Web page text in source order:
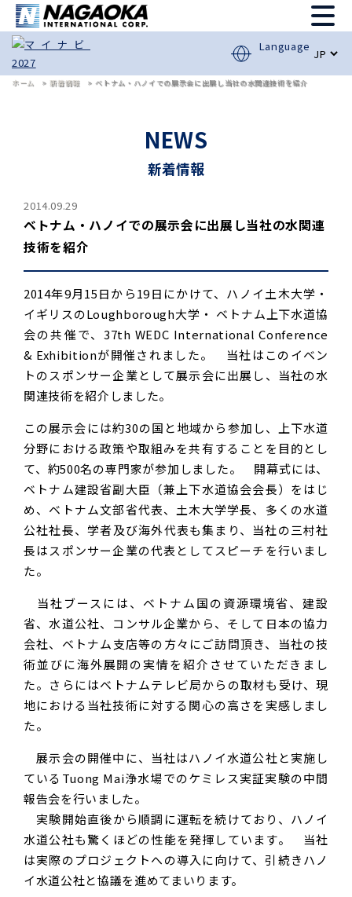
Language
ホーム 新着情報 ベトナム・ハノイでの展示会に出展し当社の水関連技術を紹介
NEWS
新着情報
2014.09.29
ベトナム・ハノイでの展示会に出展し当社の水関連
技術を紹介
2014年9月15日から19日にかけて、ハノイ土木大学・
イギリスのLoughborough大学・ ベトナム上下水道協
会の共催で、37th WEDC International Conference
& Exhibitionが開催されました。 当社はこのイベン
トのスポンサー企業として展示会に出展し、当社の水
関連技術を紹介しました。
この展示会には約30の国と地域から参加し、上下水道
分野における政策や取組みを共有することを目的とし
て、約500名の専門家が参加しました。 開幕式には、
ベトナム建設省副大臣（兼上下水道協会会長）をはじ
め、ベトナム文部省代表、土木大学学長、多くの水道
公社社長、学者及び海外代表も集まり、当社の三村社
長はスポンサー企業の代表としてスピーチを行いまし
た。
当社ブースには、ベトナム国の資源環境省、建設
省、水道公社、コンサル企業から、そして日本の協力
会社、ベトナム支店等の方々にご訪問頂き、当社の技
術並びに海外展開の実情を紹介させていただきまし
た。さらにはベトナムテレビ局からの取材も受け、現
地における当社技術に対する関心の高さを実感しまし
た。
展示会の開催中に、当社はハノイ水道公社と実施し
ているTuong Mai浄水場でのケミレス実証実験の中間
報告会を行いました。
実験開始直後から順調に運転を続けており、ハノイ
水道公社も驚くほどの性能を発揮しています。 当社
は実際のプロジェクトへの導入に向けて、引続きハノ
イ水道公社と協議を進めてまいります。